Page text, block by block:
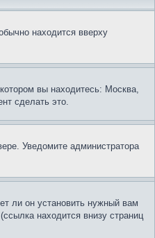
находится вверху
вы находитесь: Москва,
сделать это.
Уведомите администратора
ли он установить нужный вам
находится внизу страниц